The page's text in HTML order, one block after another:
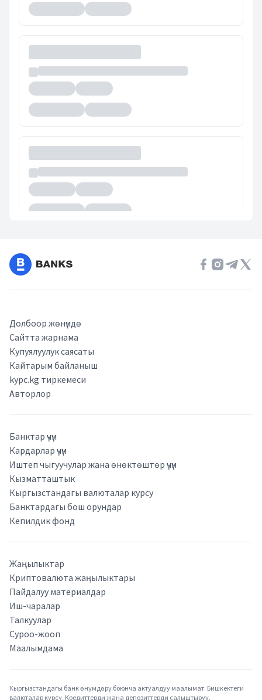
Долбоор жөнүндө
Сайтта жарнама
Купуялуулук саясаты
Кайтарым байланыш
kypc.kg тиркемеси
Авторлор
Банктар үчүн
Кардарлар үчүн
Иштеп чыгуучулар жана өнөктөштөр үчүн
Кызматташтык
Кыргызстандагы валюталар курсу
Банктардагы бош орундар
Кепилдик фонд
Жаңылыктар
Криптовалюта жаңылыктары
Пайдалуу материалдар
Иш-чаралар
Талкуулар
Суроо-жооп
Маалымдама
Кыргызстандагы банк өнүмдөрү боюнча актуалдуу маалымат. Бишкектеги
валюталар курсу. Кредиттерди жана депозиттерди салыштыруу.